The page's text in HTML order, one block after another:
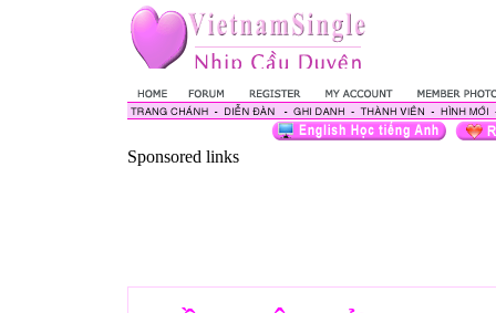
Sponsored links